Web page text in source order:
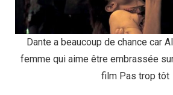
Dante a beaucoup de chance car
femme qui aime être embrassée
film Pas trop tôt